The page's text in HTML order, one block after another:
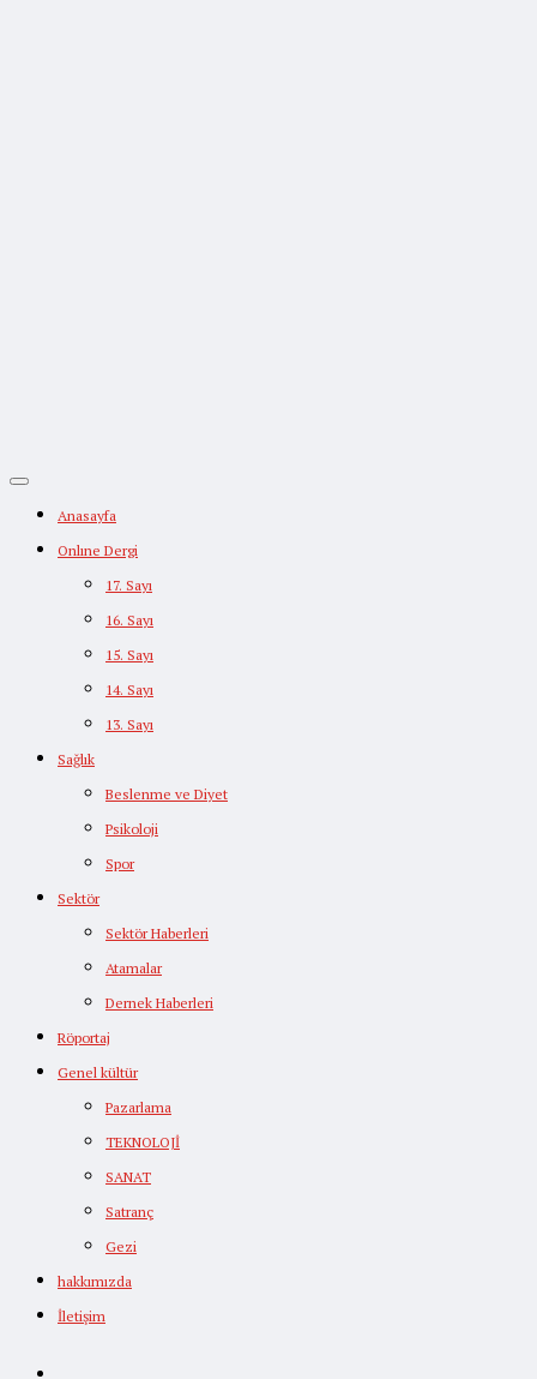
Anasayfa
Onlıne Dergi
17. Sayı
16. Sayı
15. Sayı
14. Sayı
13. Sayı
Sağlık
Beslenme ve Diyet
Psikoloji
Spor
Sektör
Sektör Haberleri
Atamalar
Dernek Haberleri
Röportaj
Genel kültür
Pazarlama
TEKNOLOJİ
SANAT
Satranç
Gezi
hakkımızda
İletişim